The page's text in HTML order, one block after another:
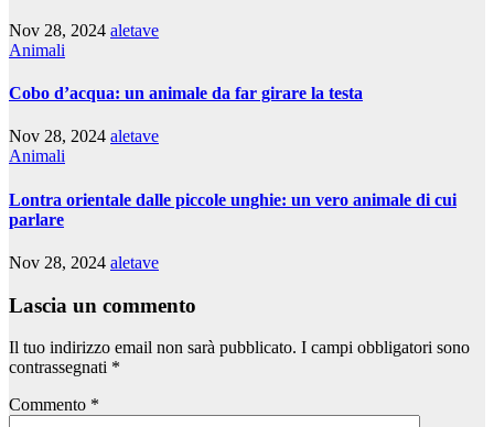
Nov 28, 2024 aletave
Animali
Cobo d’acqua: un animale da far girare la testa
Nov 28, 2024 aletave
Animali
Lontra orientale dalle piccole unghie: un vero animale di cui
parlare
Nov 28, 2024 aletave
Lascia un commento
Il tuo indirizzo email non sarà pubblicato. I campi obbligatori sono
contrassegnati *
Commento *